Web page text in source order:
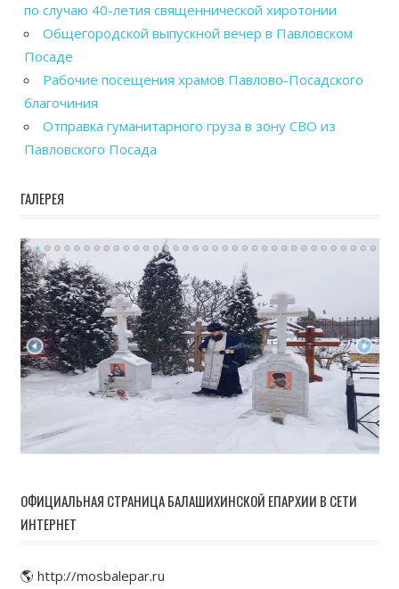
по случаю 40-летия священнической хиротонии
Общегородской выпускной вечер в Павловском
Посаде
Рабочие посещения храмов Павлово-Посадского
благочиния
Отправка гуманитарного груза в зону СВО из
Павловского Посада
ГАЛЕРЕЯ
ОФИЦИАЛЬНАЯ СТРАНИЦА БАЛАШИХИНСКОЙ ЕПАРХИИ В СЕТИ
ИНТЕРНЕТ
🌎 http://mosbalepar.ru